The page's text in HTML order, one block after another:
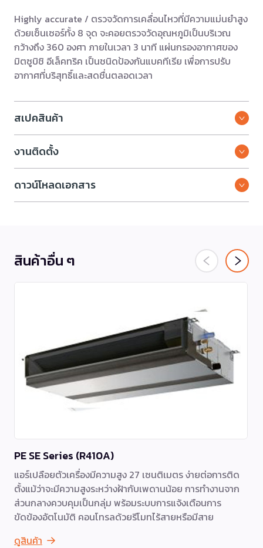
Highly accurate / ตรวจวัดการเคลื่อนไหวที่มีความแม่นยำสูง
ด้วยเซ็นเซอร์ทั้ง 8 จุด จะคอยตรวจวัดอุณหภูมิเป็นบริเวณ
กว้างถึง 360 องศา ภายในเวลา 3 นาที แผ่นกรองอากาศของ
มิตซูบิชิ อีเล็คทริค เป็นชนิดป้องกันแบคทีเรีย เพื่อการปรับ
อากาศที่บริสุทธิ์และสดชื่นตลอดเวลา
สเปคสินค้า
งานติดตั้ง
ดาวน์โหลดเอกสาร
สินค้าอื่น ๆ
PE SE Series (R410A)
แอร์เปลือยตัวเครื่องมีความสูง 27 เซนติเมตร ง่ายต่อการติด
ตั้งแม้ว่าจะมีความสูงระหว่างฝ้ากับเพดานน้อย การทำงานจาก
ส่วนกลางควบคุมเป็นกลุ่ม พร้อมระบบการแจ้งเตือนการ
ขัดข้องอัตโนมัติ คอนโทรลด้วยรีโมทไร้สายหรือมีสาย
ดูสินค้า